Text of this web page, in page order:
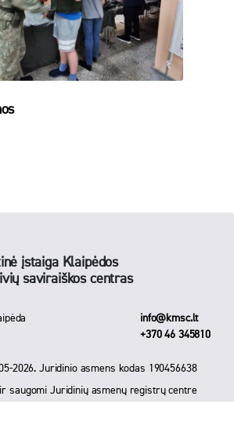
įstaiga Klaipėdos
saviraiškos centras
info@kmsc.lt
+370 46 345810
2026. Juridinio asmens kodas 190456638
saugomi Juridinių asmenų registrų centre